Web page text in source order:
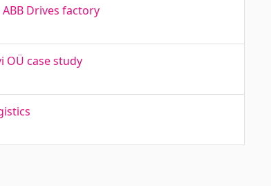
Drives factory
OÜ case study